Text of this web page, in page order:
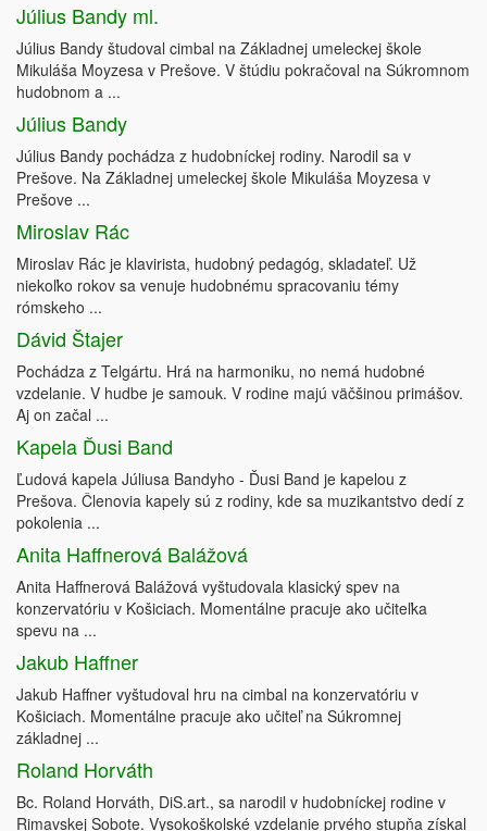
Július Bandy ml.
Július Bandy študoval cimbal na Základnej umeleckej škole
Mikuláša Moyzesa v Prešove. V štúdiu pokračoval na Súkromnom
hudobnom a ...
Július Bandy
Július Bandy pochádza z hudobníckej rodiny. Narodil sa v
Prešove. Na Základnej umeleckej škole Mikuláša Moyzesa v
Prešove ...
Miroslav Rác
Miroslav Rác je klavirista, hudobný pedagóg, skladateľ. Už
niekoľko rokov sa venuje hudobnému spracovaniu témy
rómskeho ...
Dávid Štajer
Pochádza z Telgártu. Hrá na harmoniku, no nemá hudobné
vzdelanie. V hudbe je samouk. V rodine majú väčšinou primášov.
Aj on začal ...
Kapela Ďusi Band
Ľudová kapela Júliusa Bandyho - Ďusi Band je kapelou z
Prešova. Členovia kapely sú z rodiny, kde sa muzikantstvo dedí z
pokolenia ...
Anita Haffnerová Balážová
Anita Haffnerová Balážová vyštudovala klasický spev na
konzervatóriu v Košiciach. Momentálne pracuje ako učiteľka
spevu na ...
Jakub Haffner
Jakub Haffner vyštudoval hru na cimbal na konzervatóriu v
Košiciach. Momentálne pracuje ako učiteľ na Súkromnej
základnej ...
Roland Horváth
Bc. Roland Horváth, DiS.art., sa narodil v hudobníckej rodine v
Rimavskej Sobote. Vysokoškolské vzdelanie prvého stupňa získal